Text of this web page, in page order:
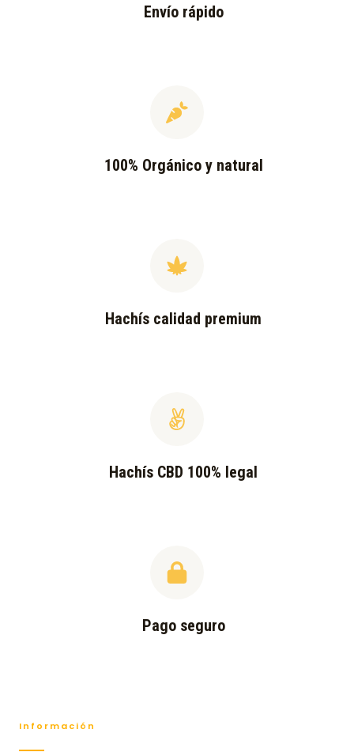
Envío rápido
100% Orgánico y natural
Hachís calidad premium
Hachís CBD 100% legal
Pago seguro
Información